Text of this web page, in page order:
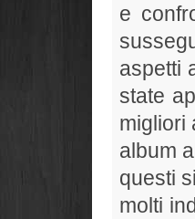
e
aspetti
state
migliori
album
questi
molti